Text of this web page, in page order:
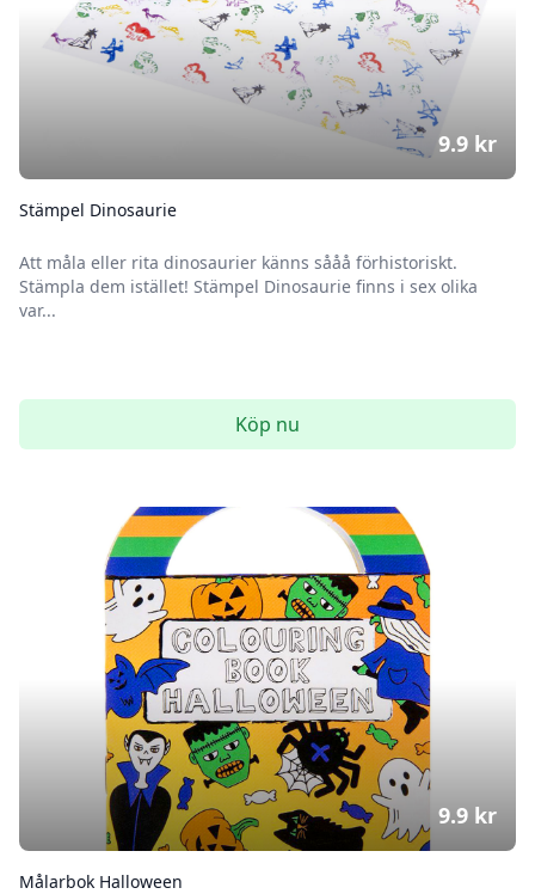
Stämpel Dinosaurie
Att måla eller rita dinosaurier känns sååå förhistoriskt.
Stämpla dem istället! Stämpel Dinosaurie finns i sex olika
var...
9.9 kr
Köp nu
Målarbok Halloween
9.9 kr